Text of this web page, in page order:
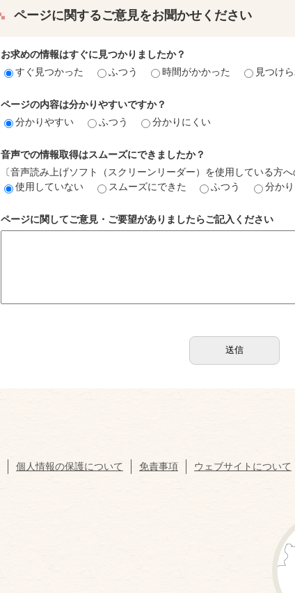
ページに関するご意見をお聞かせください
お求めの情報はすぐに見つかりましたか？
すぐ見つかった
ふつう 時間がかかった 見つけ
ページの内容は分かりやすいですか？
分かりやすい
ふつう 分かりにくい
音声での情報取得はスムーズにできましたか？
〔音声読み上げソフト（スクリーンリーダー）を使用している方へ
使用していない
スムーズにできた ふつう 分か
ページに関してご意見・ご要望がありましたらご記入ください
個人情報の保護について 免責事項 ウェブサイトについて